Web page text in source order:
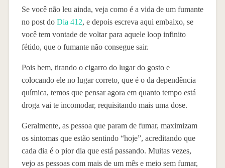
Se você não leu ainda, veja como é a vida de um fumante
no post do Dia 412, e depois escreva aqui embaixo, se
você tem vontade de voltar para aquele loop infinito
fétido, que o fumante não consegue sair.
Pois bem, tirando o cigarro do lugar do gosto e
colocando ele no lugar correto, que é o da dependência
química, temos que pensar agora em quanto tempo está
droga vai te incomodar, requisitando mais uma dose.
Geralmente, as pessoa que param de fumar, maximizam
os sintomas que estão sentindo “hoje”, acreditando que
cada dia é o pior dia que está passando. Muitas vezes,
vejo as pessoas com mais de um mês e meio sem fumar,